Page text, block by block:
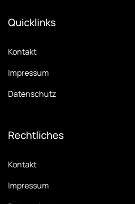
Quicklinks
Kontakt
Impressum
Datenschutz
Recht­li­ches
Kontakt
Impressum